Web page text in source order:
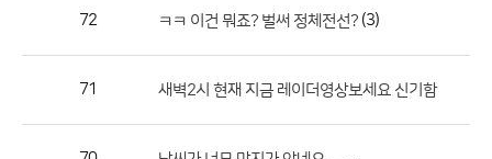
72 ㅋㅋ 이건 뭐죠? 벌써 정체전선? (3)
71 새벽2시 현재 지금 레이더영상보세요 신기함